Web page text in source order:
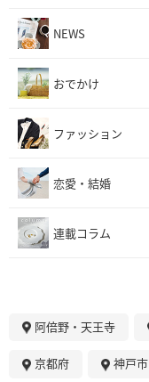
NEWS
おでかけ
ファッション
恋愛・結婚
連載コラム
阿倍野・天王寺
京都府 神戸市